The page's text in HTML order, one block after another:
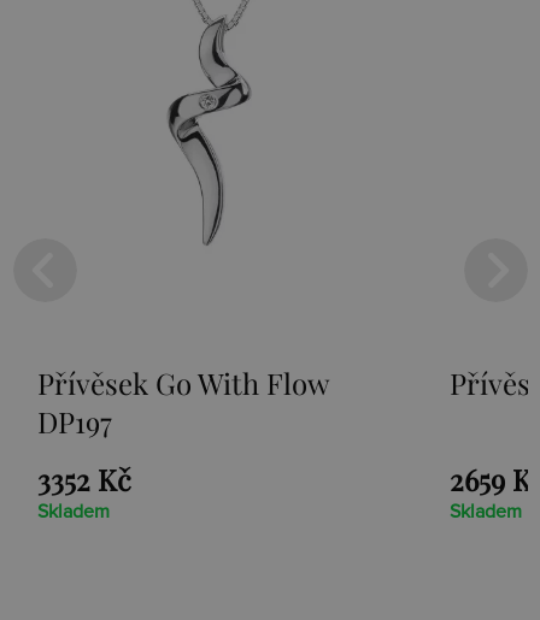
Přívěsek Paradise DP230